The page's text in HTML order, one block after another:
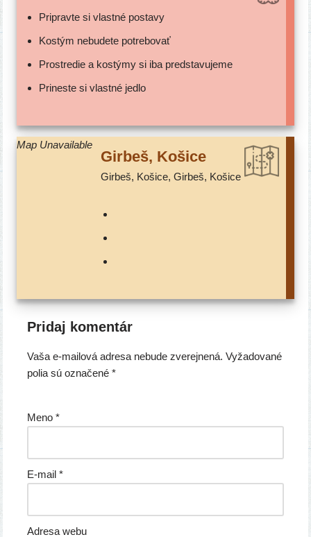
Pripravte si vlast­né postavy
Kostým nebu­de­te potrebovať
Prostredie a kos­tý­my si iba predstavujeme
Prineste si vlast­né jedlo
Map Unavailable
Girbeš, Košice
Girbeš, Košice, Girbeš, Košice
Pridaj komentár
Vaša e-mailová adresa nebude zverejnená. Vyžadované
polia sú označené*
Meno*
E-mail*
Adresa webu